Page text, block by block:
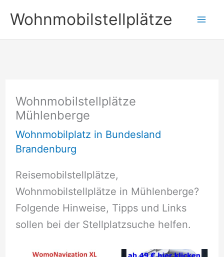
Inhalt
springen
Wohnmobilstellplätze
Wohnmobilstellplätze
Mühlenberge
Wohnmobilplatz in Bundesland
Brandenburg
Reisemobilstellplätze,
Wohnmobilstellplätze in Mühlenberge?
Folgende Hinweise, Tipps und Links
sollen bei der Stellplatzsuche helfen.